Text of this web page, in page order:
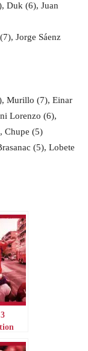
Duk (6), Juan
Jorge Sáenz
Murillo (7), Einar
Lorenzo (6),
Chupe (5)
(5), Lobete